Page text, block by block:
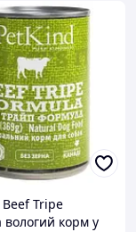
Tripe
вологий корм у